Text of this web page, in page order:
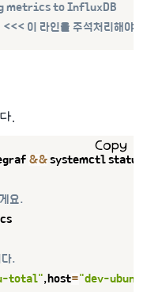
metrics to InfluxDB
이 라인을 주석처리해야함
.
&& systemctl status
요.
.
total",host="dev-ubuntu"
Copy